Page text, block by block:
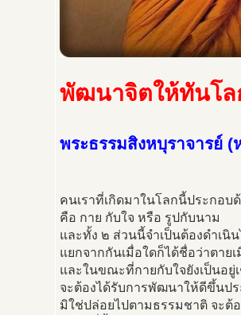
พัฒนาจิตให้ทันโล
พระธรรมสิงหบุราจารย์
คนเราที่เกิดมาในโลกนี้ประกอบ
คือ กาย กับใจ หรือ รูปกับนาม
และทั้ง ๒ ส่วนนี้จำเป็นต้องดำเนิ
แยกจากกันเมื่อใดก็ได้ชื่อว่าตาย
และในขณะที่กายกับใจยังเป็นอยู่
จะต้องได้รับการพัฒนาให้ดีขึ้นป
มิใช่ปล่อยไปตามธรรมชาติ จะต้